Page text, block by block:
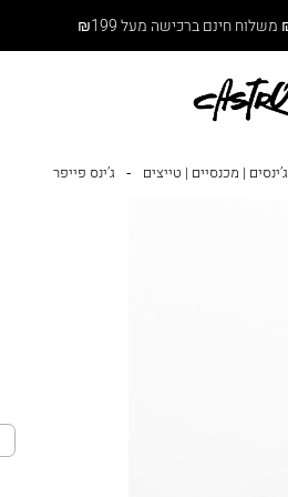
ג’ינסים | מכנסיים | טייצים ג’ינס פייפר